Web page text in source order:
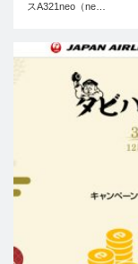
スA321neo（ne…